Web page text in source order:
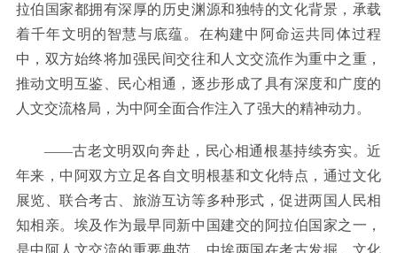
拉伯国家都拥有深厚的历史渊源和独特的文化背景，承载
着千年文明的智慧与底蕴。在构建中阿命运共同体过程
中，双方始终将加强民间交往和人文交流作为重中之重，
推动文明互鉴、民心相通，逐步形成了具有深度和广度的
人文交流格局，为中阿全面合作注入了强大的精神动力。
——古老文明双向奔赴，民心相通根基持续夯实。近
年来，中阿双方立足各自文明根基和文化特点，通过文化
展览、联合考古、旅游互访等多种形式，促进两国人民相
知相亲。埃及作为最早同新中国建交的阿拉伯国家之一，
是中阿人文交流的重要典范。中埃两国在考古发掘、文化